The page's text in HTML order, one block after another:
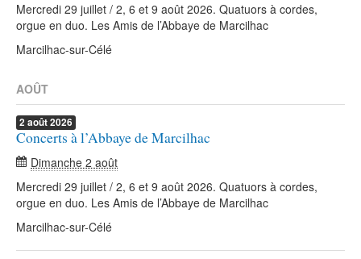
Mercredi 29 juillet / 2, 6 et 9 août 2026. Quatuors à cordes,
orgue en duo. Les Amis de l’Abbaye de Marcilhac
Marcilhac-sur-Célé
AOÛT
2 août2026
Concerts à l’Abbaye de Marcilhac
Dimanche 2 août
Mercredi 29 juillet / 2, 6 et 9 août 2026. Quatuors à cordes,
orgue en duo. Les Amis de l’Abbaye de Marcilhac
Marcilhac-sur-Célé